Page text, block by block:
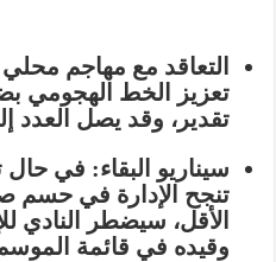
التعاقد مع مهاجم
تعزيز الخط الهجومي
تقدير، وقد يصل العدد
سيناريو البقاء: في حال
تنجح الإدارة في حسم
الأقل، سيضطر النادي
وقيده في قائمة